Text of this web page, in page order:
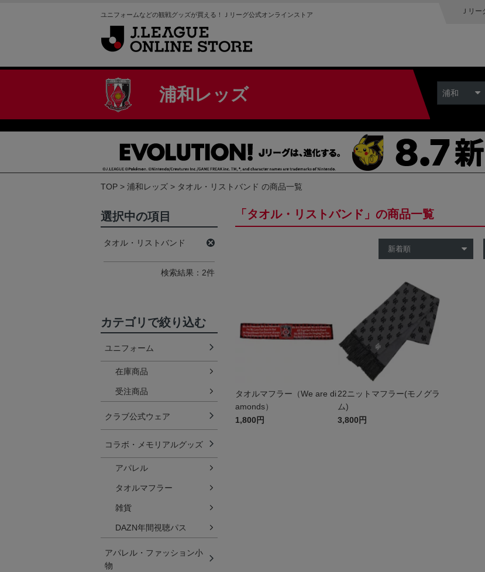
ユニフォームなどの観戦グッズが買える！Ｊリーグ公式オンラインストア Ｊリー
浦和レッズ 浦和
TOP 浦和レッズ タオル・リストバンド の商品一覧
「タオル・リストバンド」の商品一覧
タオルマフラー（We are di
amonds）
1,800円
22ニットマフラー(モノグラ
ム)
3,800円
選択中の項目
タオル・リストバンド
検索結果：2件
カテゴリで絞り込む
ユニフォーム
在庫商品
受注商品
クラブ公式ウェア
コラボ・メモリアルグッズ
アパレル
タオルマフラー
雑貨
DAZN年間視聴パス
アパレル・ファッション小
物